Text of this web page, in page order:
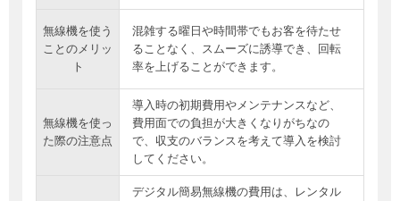
無線機を使う
ことのメリッ
ト
混雑する曜日や時間帯でもお客を待たせ
ることなく、スムーズに誘導でき、回転
率を上げることができます。
無線機を使っ
た際の注意点
導入時の初期費用やメンテナンスなど、
費用面での負担が大きくなりがちなの
で、収支のバランスを考えて導入を検討
してください。
デジタル簡易無線機の費用は、レンタル